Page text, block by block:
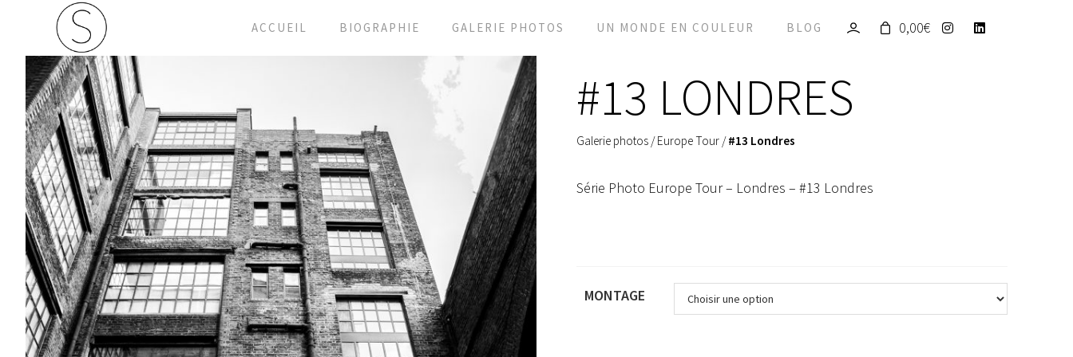
ACCUEIL BIOGRAPHIE GALERIE PHOTOS UN MONDE EN COULEUR BLOG 0,00€
#13 LONDRES
Galerie photos /Europe Tour /#13 Londres
Série Photo Europe Tour – Londres – #13 Londres
MONTAGE